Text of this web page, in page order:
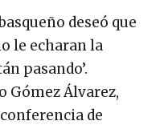
deseó que
le echaran la
pasando’.
Gómez Álvarez,
de